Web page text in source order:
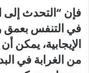
فإن “التحدث
في التنفس بعمق
الإيجابية،
من الغرابة في